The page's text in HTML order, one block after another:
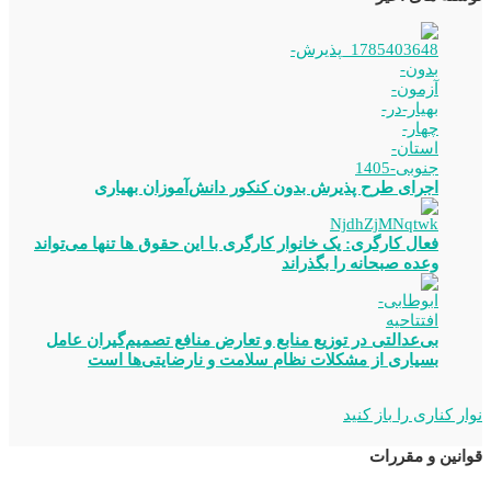
اجرای طرح پذیرش بدون کنکور دانش‌آموزان بهیاری
فعال کارگری: یک خانوار کارگری با این حقوق ها تنها می‌تواند
وعده صبحانه را بگذراند
بی‌عدالتی در توزیع منابع و تعارض منافع تصمیم‌گیران عامل
بسیاری از مشکلات نظام سلامت و نارضایتی‌ها است
نوار کناری را باز کنید
قوانین و مقررات